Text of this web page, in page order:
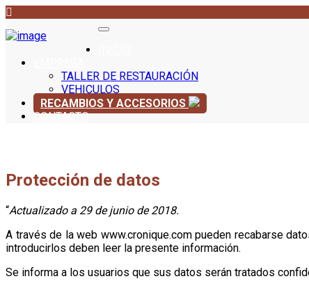
TALLER DE RESTAURACIÓN
VEHICULOS
RECAMBIOS Y ACCESORIOS
CONTACTO
Protección de datos
“Actualizado a 29 de junio de 2018.
A través de la web www.cronique.compueden recabarse
introducirlos deben leer la presente información.
Se informa a los usuarios que sus datos serán tratados